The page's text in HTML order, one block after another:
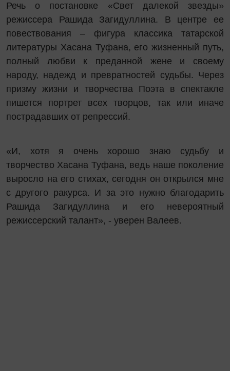
Речь о постановке «Свет далекой звезды»
режиссера Рашида Загидуллина. В центре ее
повествования – фигура классика татарской
литературы Хасана Туфана, его жизненный путь,
полный любви к преданной жене и своему
народу, надежд и превратностей судьбы. Через
призму жизни и творчества Поэта в спектакле
пишется портрет всех творцов, так или иначе
пострадавших от репрессий.
«И, хотя я очень хорошо знаю судьбу и
творчество Хасана Туфана, ведь наше поколение
выросло на его стихах, сегодня он открылся мне
с другого ракурса. И за это нужно благодарить
Рашида Загидуллина и его невероятный
режиссерский талант», - уверен Валеев.